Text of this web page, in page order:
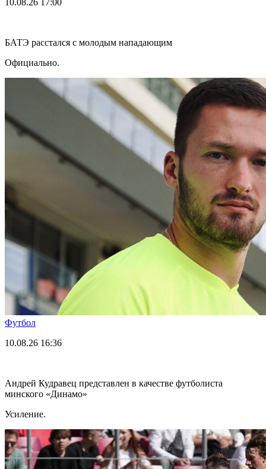
БАТЭ расстался с молодым нападающим
Официально.
Футбол
10.08.26 16:36
Андрей Кудравец представлен в качестве футболиста
минского «Динамо»
Усиление.